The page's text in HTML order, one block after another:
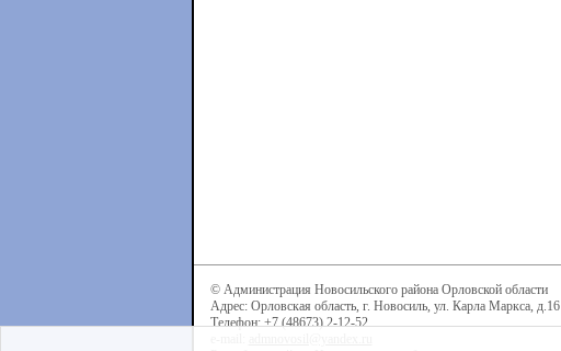
© Администрация Новосильского района Орловской области
Адрес: Орловская область, г. Новосиль, ул. Карла Маркса, д.16
Телефон: +7 (48673) 2-12-52